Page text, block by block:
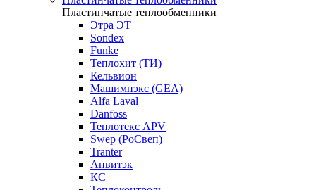
Пластинчатые теплообменники
Этра ЭТ
Sondex
Funke
Теплохит (ТИ)
Кельвион
Машимпэкс (GEA)
Alfa Laval
Danfoss
Теплотекс APV
Swep (РоСвеп)
Tranter
Анвитэк
КС